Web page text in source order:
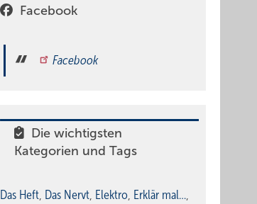
Facebook
Facebook
Die wichtigsten
Kategorien und Tags
Das Heft, Das Nervt, Elektro, Erklär mal…,